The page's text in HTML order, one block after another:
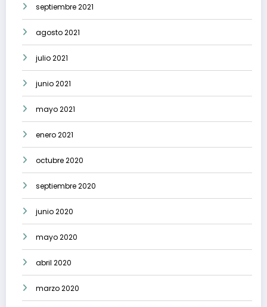
septiembre 2021
agosto 2021
julio 2021
junio 2021
mayo 2021
enero 2021
octubre 2020
septiembre 2020
junio 2020
mayo 2020
abril 2020
marzo 2020